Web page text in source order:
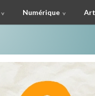
Numérique